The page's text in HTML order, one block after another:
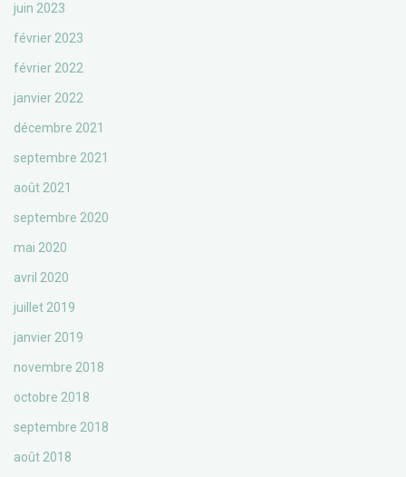
juin 2023
février 2023
février 2022
janvier 2022
décembre 2021
septembre 2021
août 2021
septembre 2020
mai 2020
avril 2020
juillet 2019
janvier 2019
novembre 2018
octobre 2018
septembre 2018
août 2018